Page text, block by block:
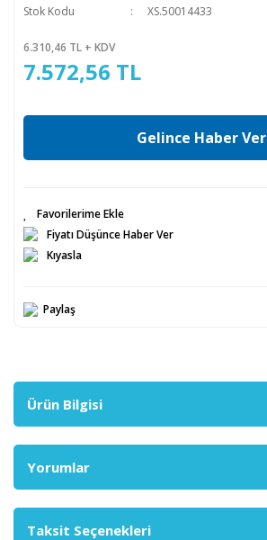
Stok Kodu
XS.50014433
6.310,46 TL + KDV
7.572,56 TL
Gelince Haber Ver
Fiyatı Düşünce Haber Ver
Kıyasla
Paylaş
Ürün Bilgisi
Yorumlar
Taksit Seçenekleri